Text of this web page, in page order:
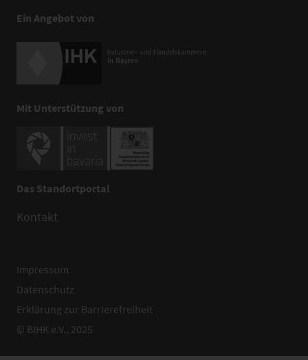
Ein Angebot von
Mit Unterstützung von
Das Standortportal
Kontakt
Impressum
Datenschutz
Erklärung zur Barrierefreiheit
© BIHK e.V., 2025